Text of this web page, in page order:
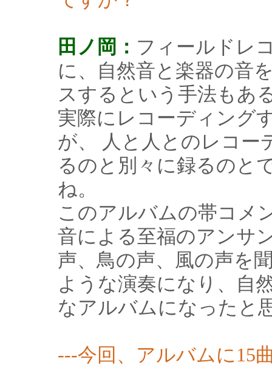
田ノ岡： フィールドレ
に、自然音と楽器の音
スするという手法もあ
実際にレコーディング
が、 人と人とのレコー
るのと別々に録るのと
ね。
このアルバムの帯コメ
音による至福のアンサ
声、鳥の声、風の声を
ような演奏になり、自
なアルバムになったと
---今回、アルバムに15